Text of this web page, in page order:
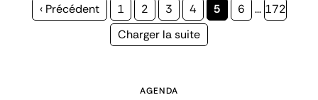
Page
‹ Précédent Page
1 Page
2 Page
3 Page
4
Page
5 Page
6 … Page
172
Page
Charger la suite
AGENDA